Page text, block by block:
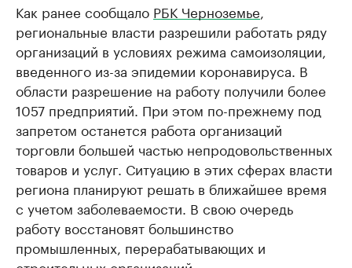
Как ранее сообщало РБК Черноземье,
региональные власти разрешили работать ряду
организаций в условиях режима самоизоляции,
введенного из-за эпидемии коронавируса. В
области разрешение на работу получили более
1057 предприятий. При этом по-прежнему под
запретом останется работа организаций
торговли большей частью непродовольственных
товаров и услуг. Ситуацию в этих сферах власти
региона планируют решать в ближайшее время
с учетом заболеваемости. В свою очередь
работу восстановят большинство
промышленных, перерабатывающих и